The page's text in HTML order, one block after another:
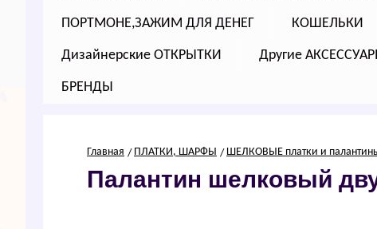
ПОРТМОНЕ,ЗАЖИМ ДЛЯ ДЕНЕГ КОШЕЛЬКИ
Дизайнерские ОТКРЫТКИ Другие
БРЕНДЫ
Главная ПЛАТКИ, ШАРФЫ ШЕЛКОВЫЕ платки и
Палантин шелковый